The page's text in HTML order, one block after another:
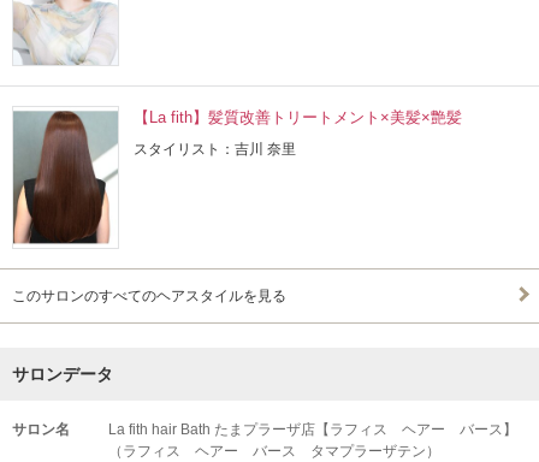
【La fith】髪質改善トリートメント×美髪×艶髪
スタイリスト：吉川 奈里
このサロンのすべてのヘアスタイルを見る
サロンデータ
サロン名
La fith hair Bath たまプラーザ店【ラフィス ヘアー バース】
（ラフィス ヘアー バース タマプラーザテン）